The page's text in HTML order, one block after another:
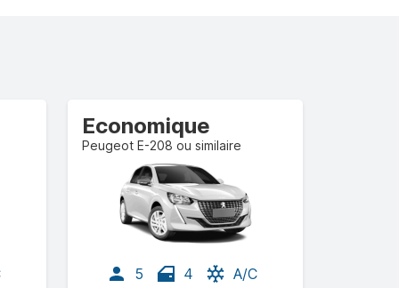
Economique
Peugeot E-208 ou similaire
5 4
A/C